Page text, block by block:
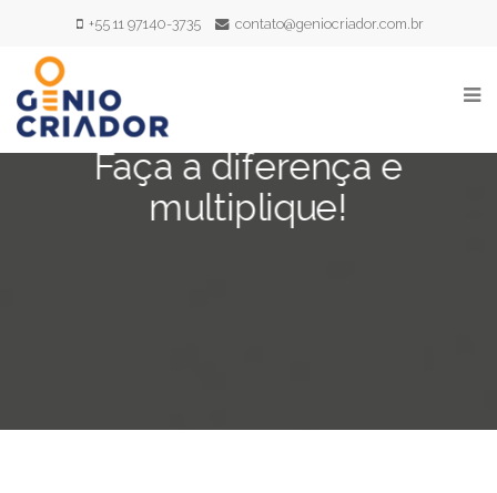
+55 11 97140-3735 contato@geniocriador.com.br
Faça a diferença e
multiplique!